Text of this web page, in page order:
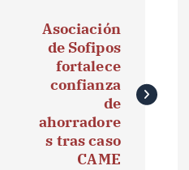
Asociación
de Sofipos
fortalece
confianza
de
ahorradore
s tras caso
CAME